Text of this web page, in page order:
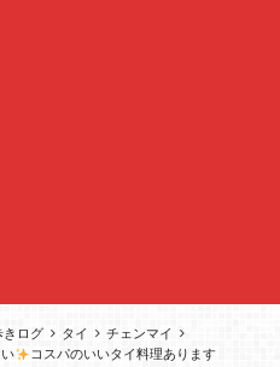
きログ タイ
チェンマイ
コスパのいいタイ料理あります